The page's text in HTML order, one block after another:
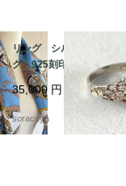
リング シルバーリン
グ 925刻印 クジャ
ク石 マラカート 13
号 グリーンマーブル
ストーン 銀細工 天
然石
35,000 円
soracoya